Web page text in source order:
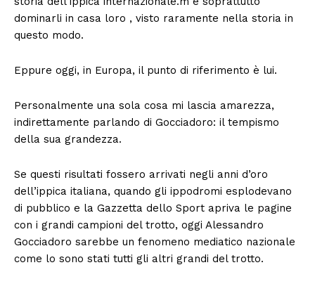
dominarli in casa loro , visto raramente nella storia in
questo modo.
Eppure oggi, in Europa, il punto di riferimento è lui.
Personalmente una sola cosa mi lascia amarezza,
indirettamente parlando di Gocciadoro: il tempismo
della sua grandezza.
Se questi risultati fossero arrivati negli anni d’oro
dell’ippica italiana, quando gli ippodromi esplodevano
di pubblico e la Gazzetta dello Sport apriva le pagine
con i grandi campioni del trotto, oggi Alessandro
Gocciadoro sarebbe un fenomeno mediatico nazionale
come lo sono stati tutti gli altri grandi del trotto.